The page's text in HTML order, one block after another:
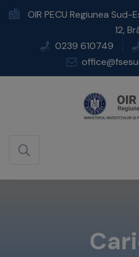
OIR PECU Regiunea Sud-
12,
0239 610749